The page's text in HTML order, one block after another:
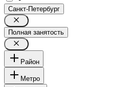
Санкт-Петербург
Полная занятость
Район
Метро